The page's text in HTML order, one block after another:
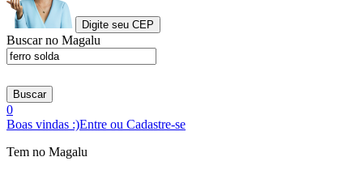
Digite seu CEP
Buscar no Magalu
Buscar
0
Boas vindas :)Entre ou Cadastre-se
Tem no Magalu